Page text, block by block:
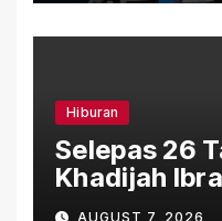
Hiburan
Selepas 26
Khadijah
“Ibu Doa”
AUGUST 7, 2026